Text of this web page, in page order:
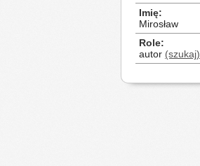
Imię
Mirosław
Role
autor (szukaj)